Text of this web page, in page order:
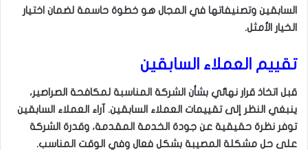
السابقين وتصنيفاتها في المجال هو خطوة حاسمة لضمان اختيار
الخيار الأمثل.
تقييم العملاء السابقين
قبل اتخاذ قرار نهائي بشأن الشركة المناسبة لمكافحة الصراصير،
ينبغي النظر إلى تقييمات العملاء السابقين. آراء العملاء السابقين
توفر نظرة حقيقية عن جودة الخدمة المقدمة، وقدرة الشركة
على حل مشكلة المصيبة بشكل فعال وفي الوقت المناسب.